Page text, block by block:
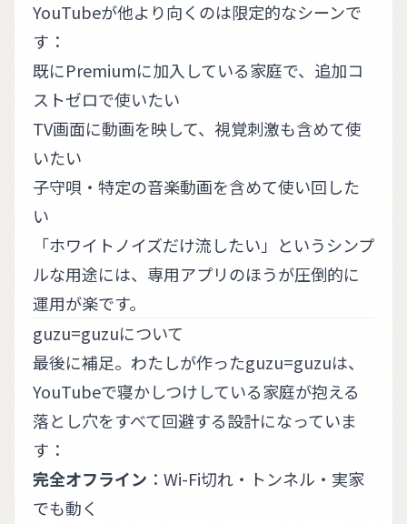
YouTubeが他より向くのは限定的なシーンで
す：
既にPremiumに加入している家庭で、追加コ
ストゼロで使いたい
TV画面に動画を映して、視覚刺激も含めて使
いたい
子守唄・特定の音楽動画を含めて使い回した
い
「ホワイトノイズだけ流したい」というシンプ
ルな用途には、専用アプリのほうが圧倒的に
運用が楽です。
guzu=guzuについて
最後に補足。わたしが作ったguzu=guzuは、
YouTubeで寝かしつけしている家庭が抱える
落とし穴をすべて回避する設計になっていま
す：
完全オフライン ：Wi-Fi切れ・トンネル・実家
でも動く